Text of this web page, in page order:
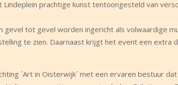
prachtige kunst tentoongesteld van
gevel tot gevel worden ingericht als volwaardige
te zien. Daarnaast krijgt het event een extra
´Art in Oisterwijk´ met een ervaren bestuur